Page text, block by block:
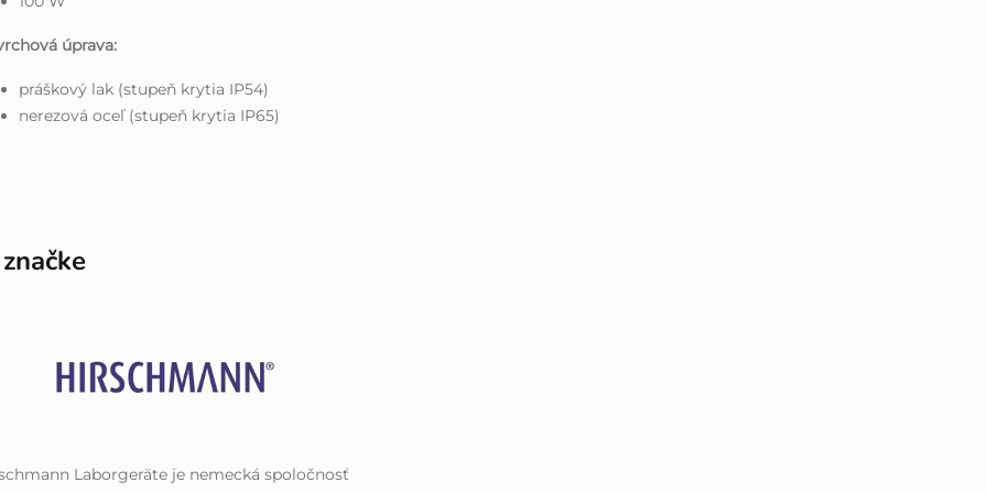
úprava:
práškový lak (stupeň krytia IP54)
nerezová oceľ (stupeň krytia IP65)
Laborgeräte je nemecká spoločnosť